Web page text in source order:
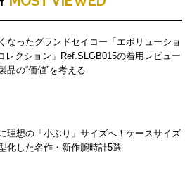
なったグランドセイコー「エボリューショ
レクション」Ref.SLGB015の着用レビュー
品の“価値”を考える
理想の「小ぶり」サイズへ！ケースサイズ
化した名作・新作腕時計5選